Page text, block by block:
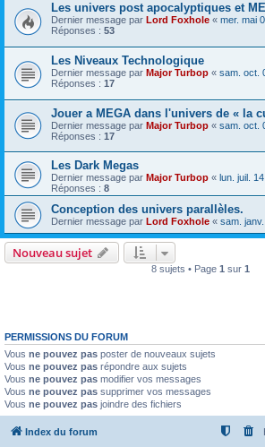
Les univers post apocalyptiques et
Dernier message par Lord Foxhole « mer. mai
Réponses : 53
Les Niveaux Technologique
Dernier message par Major Turbop « sam. oct.
Réponses : 17
Jouer a MEGA dans l'univers de « la
Dernier message par Major Turbop « sam. oct.
Réponses : 17
Les Dark Megas
Dernier message par Major Turbop « lun. juil.
Réponses : 8
Conception des univers parallèles.
Dernier message par Lord Foxhole « sam.
Nouveau sujet
8 sujets • Page 1 sur 1
PERMISSIONS DU FORUM
Vous ne pouvez pas poster de nouveaux sujets
Vous ne pouvez pas répondre aux sujets
Vous ne pouvez pas modifier vos messages
Vous ne pouvez pas supprimer vos messages
Vous ne pouvez pas joindre des fichiers
Index du forum